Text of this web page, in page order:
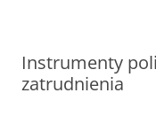
Instrumenty
zatrudnienia